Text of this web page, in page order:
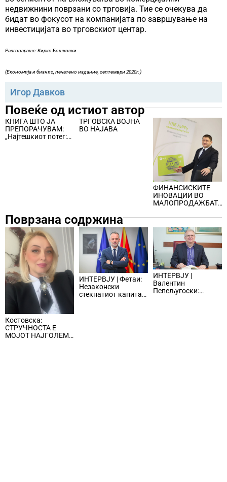
недвижнини поврзани со трговија. Тие се очекува да
бидат во фокусот на компанијата по завршување на
инвестицијата во трговскиот центар.
Разговараше: Кирко Бошкоски
(Економија и бизнис, печатено издание, септември 2020г.)
Игор Давков
Повеќе од истиот автор
КНИГА ШТО ЈА
ПРЕПОРАЧУВАМ:
„Најтешкиот потег:
ТРГОВСКА ВОЈНА
ВО НАЈАВА
ФИНАНСИСКИТЕ
ИНОВАЦИИ ВО
МАЛОПРОДАЖБАТА
ИЛЈАДНИЦИ
ПОТРОШУВАЧИ
Поврзана содржина
Костовска:
СТРУЧНОСТА Е
МОЈОТ НАЈГОЛЕМ
ИНТЕРВЈУ | Фетаи:
Незаконски
стекнатиот капитал
ИНТЕРВЈУ |
Валентин
Пепељугоски: